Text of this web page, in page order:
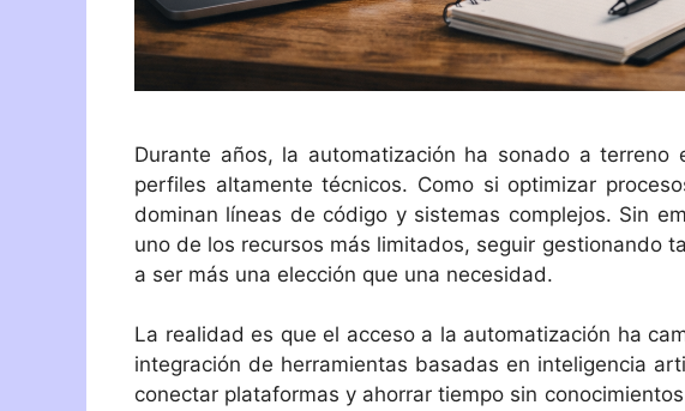
Durante años, la automatización ha sonado a terreno
perfiles altamente técnicos. Como si optimizar
dominan líneas de código y sistemas complejos. Sin
uno de los recursos más limitados, seguir gestionando
a ser más una elección que una necesidad.
La realidad es que el acceso a la automatización ha
integración de herramientas basadas en inteligencia
conectar plataformas y ahorrar tiempo sin